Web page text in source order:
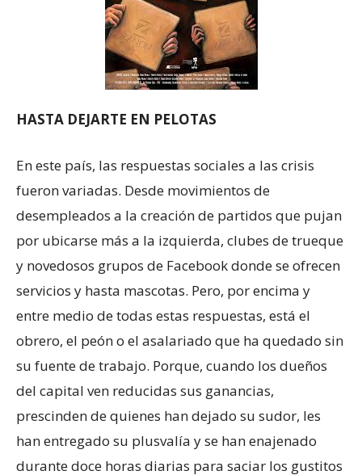
HASTA DEJARTE EN PELOTAS
En este país, las respuestas sociales a las crisis
fueron variadas. Desde movimientos de
desempleados a la creación de partidos que pujan
por ubicarse más a la izquierda, clubes de trueque
y novedosos grupos de Facebook donde se ofrecen
servicios y hasta mascotas. Pero, por encima y
entre medio de todas estas respuestas, está el
obrero, el peón o el asalariado que ha quedado sin
su fuente de trabajo. Porque, cuando los dueños
del capital ven reducidas sus ganancias,
prescinden de quienes han dejado su sudor, les
han entregado su plusvalía y se han enajenado
durante doce horas diarias para saciar los gustitos